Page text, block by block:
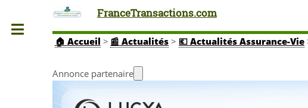
FranceTransactions.com
🏠 Accueil > 📰 Actualités > 💶 Actualités Assurance-Vie
Annonce partenaire
Toggle